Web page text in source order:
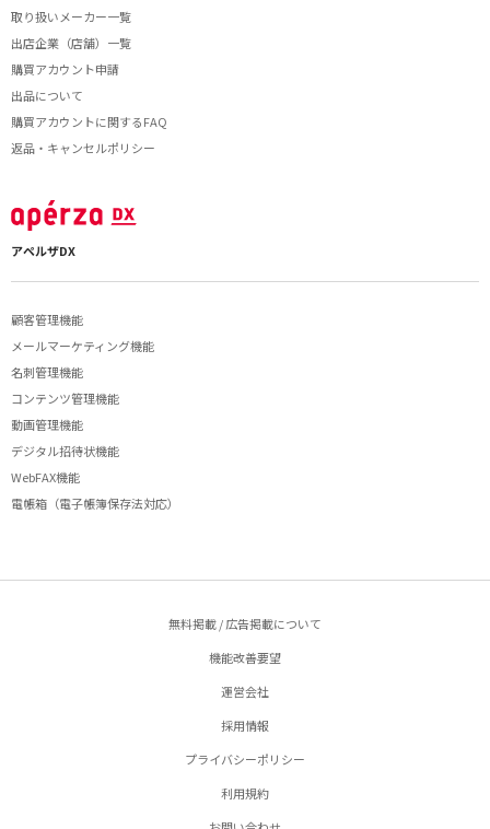
取り扱いメーカー一覧
出店企業（店舗）一覧
購買アカウント申請
出品について
購買アカウントに関するFAQ
返品・キャンセルポリシー
アペルザDX
顧客管理機能
メールマーケティング機能
名刺管理機能
コンテンツ管理機能
動画管理機能
デジタル招待状機能
WebFAX機能
電帳箱（電子帳簿保存法対応）
無料掲載 / 広告掲載について
機能改善要望
運営会社
採用情報
プライバシーポリシー
利用規約